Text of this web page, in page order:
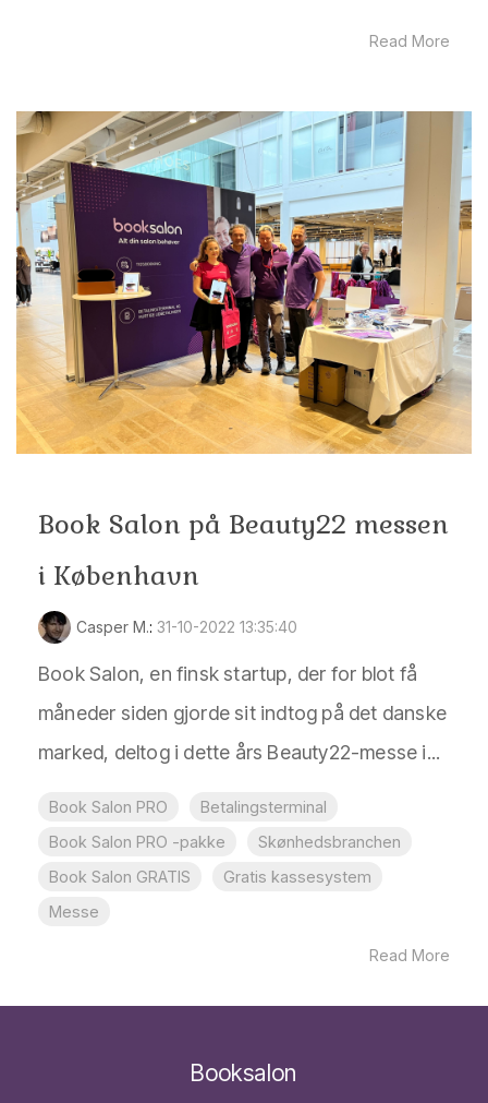
Read More
Book Salon på Beauty22 messen
i København
Casper M.: 31-10-2022 13:35:40
Book Salon, en finsk startup, der for blot få
måneder siden gjorde sit indtog på det danske
marked, deltog i dette års Beauty22-messe i...
Book Salon PRO
Betalingsterminal
Book Salon PRO -pakke
Skønhedsbranchen
Book Salon GRATIS
Gratis kassesystem
Messe
Read More
Booksalon